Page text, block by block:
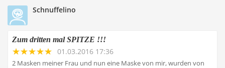
Schnuffelino
Zum dritten mal SPITZE !!!
01.03.2016 17:36
2 Masken meiner Frau und nun eine Maske von mir, wurden von